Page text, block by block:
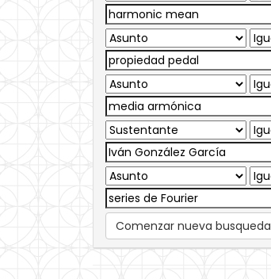
Comenzar nueva busqueda